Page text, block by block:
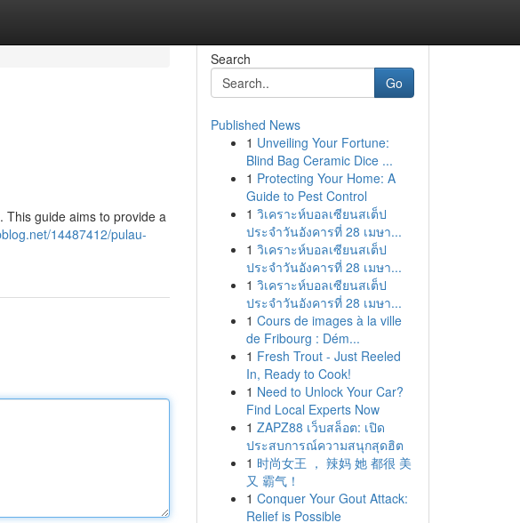
This guide aims to provide a
14487412/pulau-
Search
Go
Published News
1 Unveiling Your Fortune:
Blind Bag Ceramic Dice ...
1 Protecting Your Home: A
Guide to Pest Control
1 วิเคราะห์บอลเซียนสเต็ป
ประจำวันอังคารที่ 28 เมษา...
1 วิเคราะห์บอลเซียนสเต็ป
ประจำวันอังคารที่ 28 เมษา...
1 วิเคราะห์บอลเซียนสเต็ป
ประจำวันอังคารที่ 28 เมษา...
1 Cours de images à la ville
de Fribourg : Dém...
1 Fresh Trout - Just Reeled
In, Ready to Cook!
1 Need to Unlock Your Car?
Find Local Experts Now
1 ZAPZ88 เว็บสล็อต: เปิด
ประสบการณ์ความสนุกสุดฮิต
1 时尚女王 ， 辣妈 她 都很 美
又 霸气！
1 Conquer Your Gout Attack:
Relief is Possible